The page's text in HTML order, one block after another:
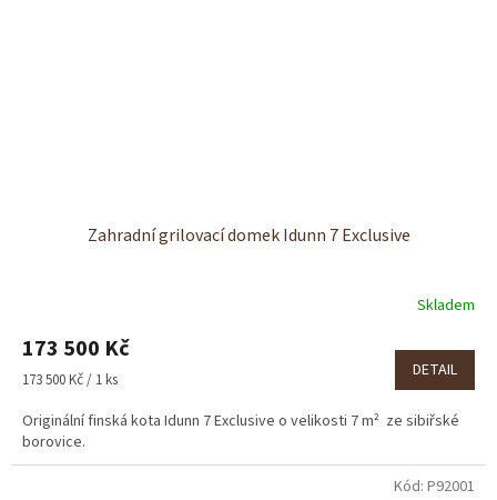
Zahradní grilovací domek Idunn 7 Exclusive
Skladem
173 500 Kč
Měrná
173 500 Kč / 1 ks DETAIL
Originální finská kota Idunn 7 Exclusive o velikosti 7 m² ze sibiřské
borovice.
Kód: P92001